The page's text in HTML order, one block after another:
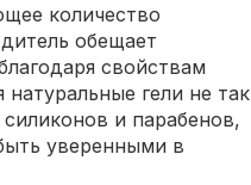
количество
обещает
свойствам
гели не так
и парабенов,
уверенными в